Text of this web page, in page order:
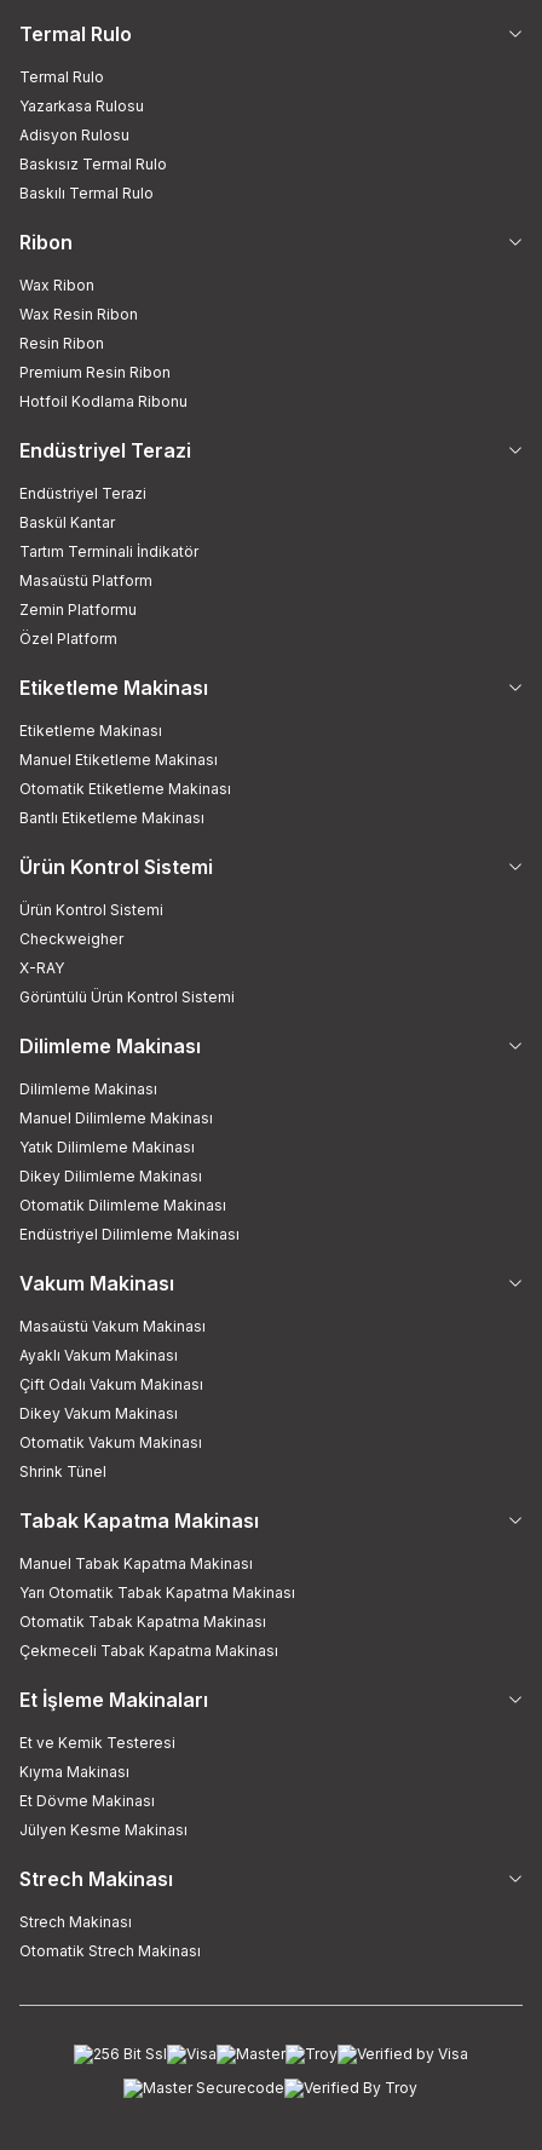
Termal Rulo
Termal Rulo
Yazarkasa Rulosu
Adisyon Rulosu
Baskısız Termal Rulo
Baskılı Termal Rulo
Ribon
Wax Ribon
Wax Resin Ribon
Resin Ribon
Premium Resin Ribon
Hotfoil Kodlama Ribonu
Endüstriyel Terazi
Endüstriyel Terazi
Baskül Kantar
Tartım Terminali İndikatör
Masaüstü Platform
Zemin Platformu
Özel Platform
Etiketleme Makinası
Etiketleme Makinası
Manuel Etiketleme Makinası
Otomatik Etiketleme Makinası
Bantlı Etiketleme Makinası
Ürün Kontrol Sistemi
Ürün Kontrol Sistemi
Checkweigher
X-RAY
Görüntülü Ürün Kontrol Sistemi
Dilimleme Makinası
Dilimleme Makinası
Manuel Dilimleme Makinası
Yatık Dilimleme Makinası
Dikey Dilimleme Makinası
Otomatik Dilimleme Makinası
Endüstriyel Dilimleme Makinası
Vakum Makinası
Masaüstü Vakum Makinası
Ayaklı Vakum Makinası
Çift Odalı Vakum Makinası
Dikey Vakum Makinası
Otomatik Vakum Makinası
Shrink Tünel
Tabak Kapatma Makinası
Manuel Tabak Kapatma Makinası
Yarı Otomatik Tabak Kapatma Makinası
Otomatik Tabak Kapatma Makinası
Çekmeceli Tabak Kapatma Makinası
Et İşleme Makinaları
Et ve Kemik Testeresi
Kıyma Makinası
Et Dövme Makinası
Jülyen Kesme Makinası
Strech Makinası
Strech Makinası
Otomatik Strech Makinası